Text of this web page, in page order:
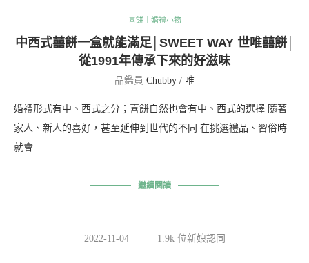
喜餅｜婚禮小物
中西式囍餅一盒就能滿足│SWEET WAY 世唯囍餅│
從1991年傳承下來的好滋味
品鑑員 Chubby / 唯
婚禮形式有中、西式之分；喜餅自然也會有中、西式的選擇 隨著
家人、新人的喜好，甚至延伸到世代的不同 在挑選禮品、習俗時
就會 …
繼續閱讀
2022-11-04 1.9k 位新娘認同